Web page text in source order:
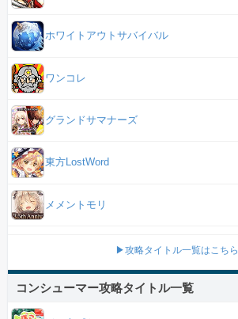
ホワイトアウトサバイバル
ワンコレ
グランドサマナーズ
東方LostWord
メメントモリ
▶攻略タイトル一覧はこちら
コンシューマー攻略タイトル一覧